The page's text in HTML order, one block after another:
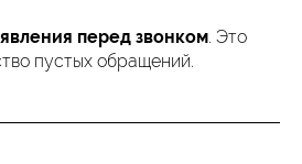
перед звонком. Это
пустых обращений.